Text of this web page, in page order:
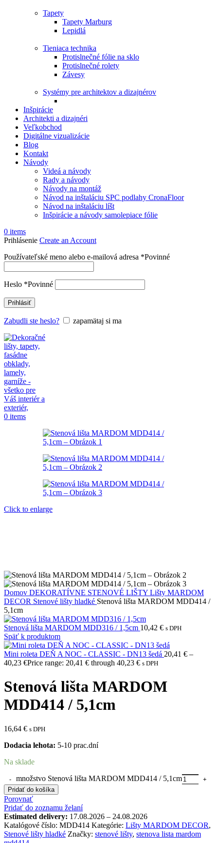
Tapety
Tapety Marburg
Lepidlá
Tieniaca technika
Protislnečné fólie na sklo
Protislnečné rolety
Závesy
Systémy pre architektov a dizajnérov
Inšpirácie
Architekti a dizajnéri
Veľkobchod
Digitálne vizualizácie
Blog
Kontakt
Návody
Videá a návody
Rady a návody
Návody na montáž
Návod na inštaláciu SPC podlahy CronaFloor
Návod na inštaláciu líšt
Inšpirácie a návody samolepiace fólie
0 items
Prihlásenie Create an Account
Používateľské meno alebo e-mailová adresa *Povinné
Heslo *Povinné
Prihlásiť
Zabudli ste heslo? zapamätaj si ma
0 items
Click to enlarge
Domov DEKORATÍVNE STENOVÉ LIŠTY Lišty MARDOM
DECOR Stenové lišty hladké Stenová lišta MARDOM MDD414 /
5,1cm
Stenová lišta MARDOM MDD316 / 1,5cm 10,42 € s DPH
Späť k produktom
Mini roleta DEŇ A NOC - CLASSIC - DN13 šedá 20,41 € –
40,23 €Price range: 20,41 € through 40,23 € s DPH
Stenová lišta MARDOM
MDD414 / 5,1cm
16,64 € s DPH
Dodacia lehota: 5-10 prac.dní
Na sklade
množstvo Stenová lišta MARDOM MDD414 / 5,1cm
Pridať do košíka
Porovnať
Pridať do zoznamu želaní
Estimated delivery: 17.08.2026 – 24.08.2026
Katalógové číslo: MDD414 Kategórie: Lišty MARDOM DECOR,
Stenové lišty hladké Značky: stenové lišty, stenova lista mardom